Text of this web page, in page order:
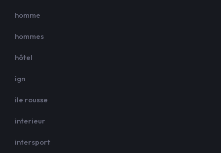
homme
hommes
hôtel
ign
ile rousse
interieur
intersport